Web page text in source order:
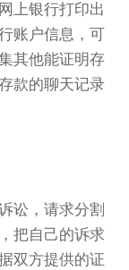
上银行打印出
账户信息，可
其他能证明存
款的聊天记录
讼，请求分割
把自己的诉求
双方提供的证